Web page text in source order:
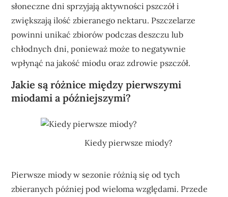
słoneczne dni sprzyjają aktywności pszczół i
zwiększają ilość zbieranego nektaru. Pszczelarze
powinni unikać zbiorów podczas deszczu lub
chłodnych dni, ponieważ może to negatywnie
wpłynąć na jakość miodu oraz zdrowie pszczół.
Jakie są różnice między pierwszymi
miodami a późniejszymi?
Kiedy pierwsze miody?
Pierwsze miody w sezonie różnią się od tych
zbieranych później pod wieloma względami. Przede